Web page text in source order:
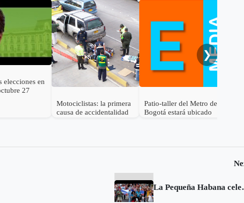
elecciones en
27
Motociclistas: la primera
causa de accidentalidad
Patio-taller del Metro de
Bogotá estará ubicado
❯
La